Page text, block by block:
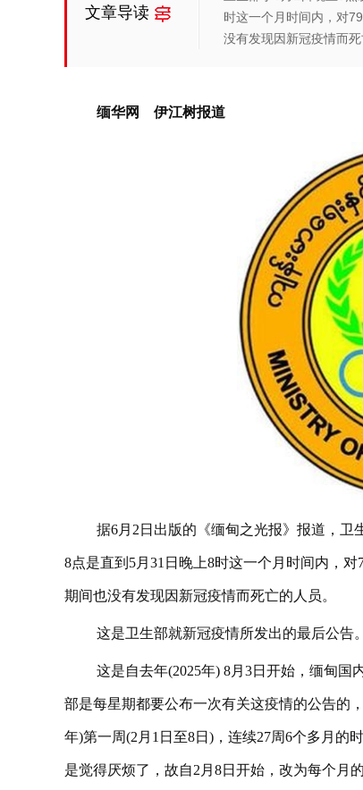
文章导读
时这一个月时间内，对
没有发现因新冠疫情而死
缅华网 伊江树报道
据6月2日出版的《缅甸之光报》报道，卫
8点是直到5月31日晚上8时这一个月时间内，
期间也没有发现因新冠疫情而死亡的人员。
这是卫生部就新冠疫情所发出的最后公告。
这是自去年(2025年) 8月3日开始，缅甸国
部是每星期都要公布一次有关这疫情的公告的
年)第一周(2月1日至8日)，连续27周6个多月的
是觉得厌烦了，故自2月8日开始，改为每个月